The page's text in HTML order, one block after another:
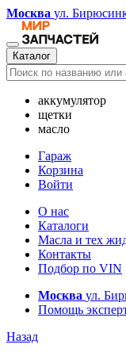
Москва ул.
Каталог
аккумулятор
щетки
масло
Гараж
Корзина
Войти
О нас
Каталоги
Масла и тех
Контакты
Подбор по VIN
Москва ул.
Помощь
Назад